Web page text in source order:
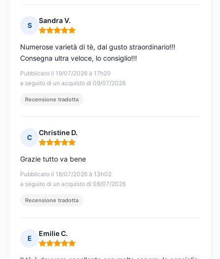
S
Sandra V.
Nota: 5 su 5
Pubblicato il 19/07/2026 à 17h20
a seguito di un acquisto di 09/07/2026
Numerose varietà di tè, dal gusto straordinario!!!
Consegna ultra veloce, lo consiglio!!!
Recensione tradotta
C
Christine D.
Nota: 5 su 5
Pubblicato il 18/07/2026 à 13h02
a seguito di un acquisto di 08/07/2026
Grazie tutto va bene
Recensione tradotta
E
Emilie C.
Nota: 5 su 5